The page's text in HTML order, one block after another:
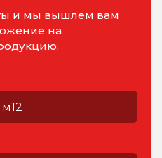
и мы вышлем вам
на